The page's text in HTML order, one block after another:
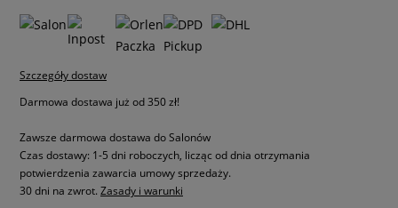
Szczegóły dostaw
Darmowa dostawa już od 350 zł!
Zawsze darmowa dostawa do Salonów
Czas dostawy: 1-5 dni roboczych, licząc od dnia otrzymania
potwierdzenia zawarcia umowy sprzedaży.
30 dni na zwrot. Zasady i warunki